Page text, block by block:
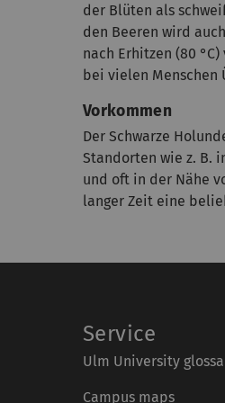
der Blüten als
den Beeren wird
nach Erhitzen (80
bei vielen Menschen
Vorkommen
Der Schwarze
Standorten wie z. B.
und oft in der Nähe
langer Zeit eine
Service
Ulm University
Campus maps